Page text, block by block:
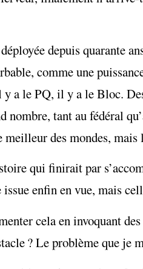
depuis quarante
comme une
a le PQ, il y a le Bloc.
nombre, tant au fédéral
des mondes,
qui finirait par
enfin en vue, mais
cela en invoquant
? Le problème que je